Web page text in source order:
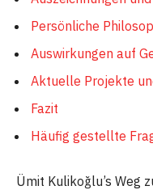
Persönliche
Auswirkungen auf
Aktuelle Projekte
Fazit
Häufig gestellte
Ümit Kulikoğlu’s Weg